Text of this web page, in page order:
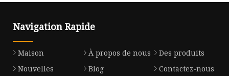
Navigation Rapide
Maison À propos de nous
Des produits
Nouvelles
Blog
Contactez-nous